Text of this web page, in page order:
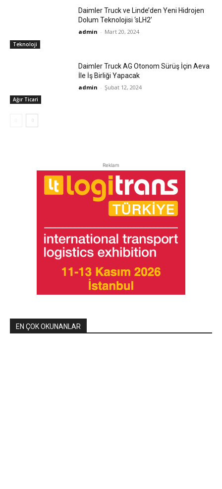
Teknoloji
Daimler Truck ve Linde’den Yeni Hidrojen
Dolum Teknolojisi ‘sLH2’
admin - Mart 20, 2024
Ağır Ticari
Daimler Truck AG Otonom Sürüş İçin Aeva
İle İş Birliği Yapacak
admin - Şubat 12, 2024
Reklam
EN ÇOK OKUNANLAR